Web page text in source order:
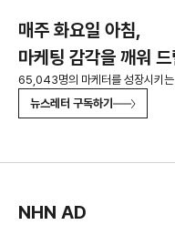
매주 화요일 아침,
마케팅 감각을 깨워
65,043명의 마케터를 성장시키는
뉴스레터 구독하기
NHN AD